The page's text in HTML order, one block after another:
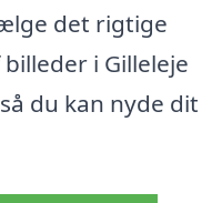
det rigtige
i Gilleleje
du kan nyde dit